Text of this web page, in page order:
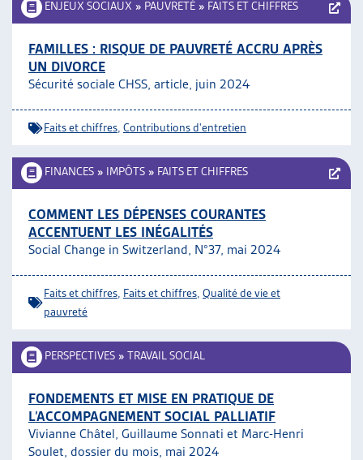
ENJEUX SOCIAUX » PAUVRETÉ » FAITS ET CHIFFRES
FAMILLES : RISQUE DE PAUVRETÉ ACCRU APRÈS
UN DIVORCE
Sécurité sociale CHSS, article, juin 2024
Faits et chiffres Contributions d'entretien
FINANCES » IMPÔTS » FAITS ET CHIFFRES
COMMENT LES DÉPENSES COURANTES
ACCENTUENT LES INÉGALITÉS
Social Change in Switzerland, N°37, mai 2024
Faits et chiffres Faits et chiffres Qualité de vie et
pauvreté
PERSPECTIVES » TRAVAIL SOCIAL
FONDEMENTS ET MISE EN PRATIQUE DE
L’ACCOMPAGNEMENT SOCIAL PALLIATIF
Vivianne Châtel, Guillaume Sonnati et Marc-Henri
Soulet, dossier du mois, mai 2024